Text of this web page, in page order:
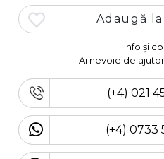
Adaugă
Info și
Ai nevoie de
(+4) 021
(+4) 0733